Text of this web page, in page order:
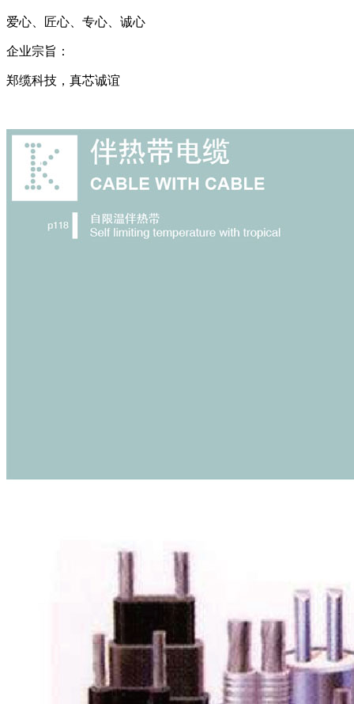
爱心、匠心、专心、诚心
企业宗旨：
郑缆科技，真芯诚谊